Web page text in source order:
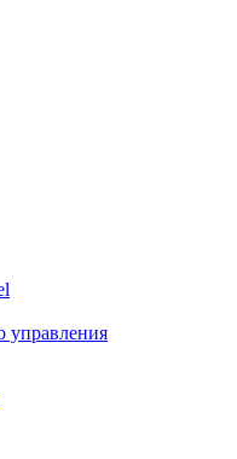
управления